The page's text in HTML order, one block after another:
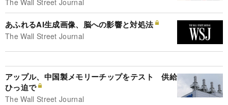
あふれるAI生成画像、脳への影響と対処法
The Wall Street Journal
アップル、中国製メモリーチップをテスト 供給
ひっ迫で
The Wall Street Journal